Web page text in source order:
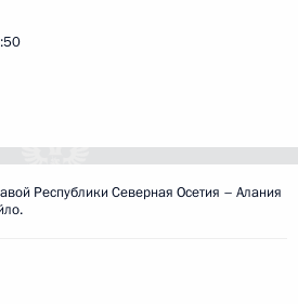
Республики Северная Осетия – Алания